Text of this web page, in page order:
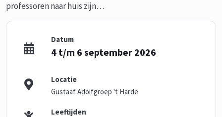
professoren naar huis zijn…
Datum
4 t/m 6 september 2026
Locatie
Gustaaf Adolfgroep 't Harde
Leeftijden